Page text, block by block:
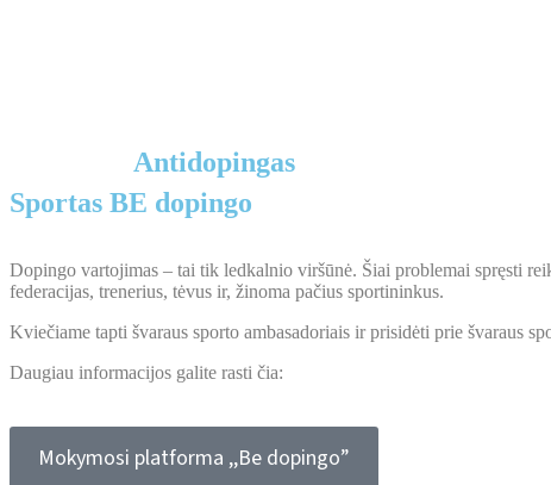
Antidopingas
Sportas BE dopingo
Dopingo vartojimas – tai tik ledkalnio viršūnė. Šiai problemai spręsti
federacijas, trenerius, tėvus ir, žinoma pačius sportininkus.
Kviečiame tapti švaraus sporto ambasadoriais ir prisidėti prie švaraus
Daugiau informacijos galite rasti čia:
Mokymosi platforma ,,Be dopingo”